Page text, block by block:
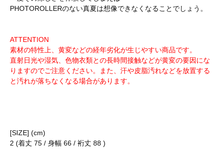
PHOTOROLLERのない真夏は想像できなくなることでしょう。
ATTENTION
素材の特性上、黄変などの経年劣化が生じやすい商品です。
直射日光や湿気、色物衣類との長時間接触などが黄変の要因にな
りますのでご注意ください。また、汗や皮脂汚れなどを放置する
と汚れが落ちなくなる場合があります。
[SIZE] (cm)
2 (着丈 75 / 身幅 66 / 裄丈 88 )